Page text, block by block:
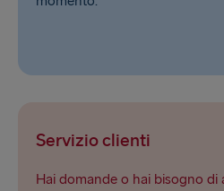
Servizio clienti
Hai domande o hai bisogno di